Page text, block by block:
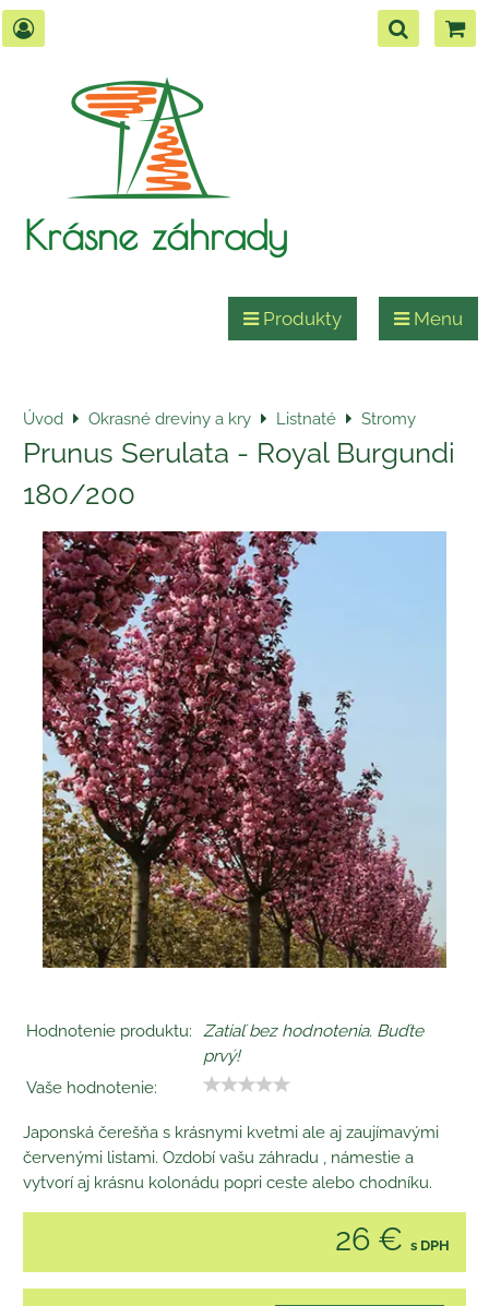
Krásne záhrady
Produkty Menu
Úvod Okrasné dreviny a kry Listnaté Stromy
Prunus Serulata - Royal Burgundi
180/200
Hodnotenie produktu:
Zatiaľ bez hodnotenia. Buďte
prvý!
Vaše hodnotenie:
Japonská čerešňa s krásnymi kvetmi ale aj zaujímavými
červenými listami. Ozdobí vašu záhradu , námestie a
vytvorí aj krásnu kolonádu popri ceste alebo chodníku.
26 € s DPH